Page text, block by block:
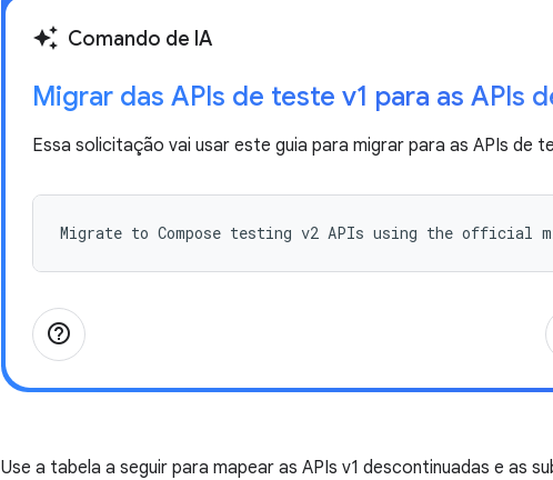
auto_awesome Comando de IA
Migrar das APIs de teste v1 para as APIs
Essa solicitação vai usar este guia para migrar para as APIs de
Migrate to Compose testing v2 APIs using the official
help_outline
Use a tabela a seguir para mapear as APIs v1 descontinuadas e as